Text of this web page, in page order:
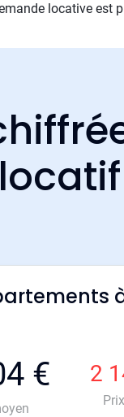
locative est
€ 2